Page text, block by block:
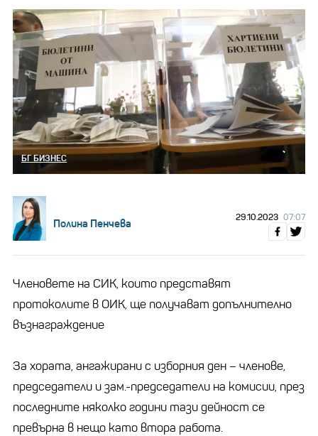
БГ БИЗНЕС
Полина Пенчева 29.10.2023 07:07
Членовете на СИК, които представят
протоколите в ОИК, ще получават допълнително
възнаграждение
За хората, ангажирани с изборния ден – членове,
председатели и зам.-председатели на комисии, през
последните няколко години тази дейност се
превърна в нещо като втора работа.